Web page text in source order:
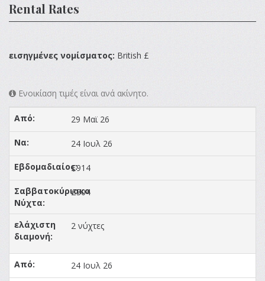
Rental Rates
εισηγμένες νομίσματος: British £
Ενοικίαση τιμές είναι ανά ακίνητο.
29 Μαϊ 26
24 Ιουλ 26
£914
£304
2 νύχτες
24 Ιουλ 26